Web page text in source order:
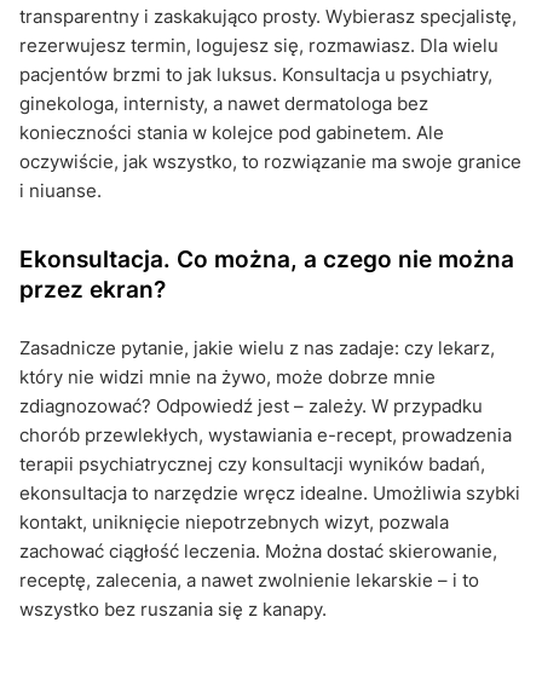
transparentny i zaskakująco prosty. Wybierasz specjalistę,
rezerwujesz termin, logujesz się, rozmawiasz. Dla wielu
pacjentów brzmi to jak luksus. Konsultacja u psychiatry,
ginekologa, internisty, a nawet dermatologa bez
konieczności stania w kolejce pod gabinetem. Ale
oczywiście, jak wszystko, to rozwiązanie ma swoje granice
i niuanse.
Ekonsultacja. Co można, a czego nie można
przez ekran?
Zasadnicze pytanie, jakie wielu z nas zadaje: czy lekarz,
który nie widzi mnie na żywo, może dobrze mnie
zdiagnozować? Odpowiedź jest – zależy. W przypadku
chorób przewlekłych, wystawiania e-recept, prowadzenia
terapii psychiatrycznej czy konsultacji wyników badań,
ekonsultacja to narzędzie wręcz idealne. Umożliwia szybki
kontakt, uniknięcie niepotrzebnych wizyt, pozwala
zachować ciągłość leczenia. Można dostać skierowanie,
receptę, zalecenia, a nawet zwolnienie lekarskie – i to
wszystko bez ruszania się z kanapy.